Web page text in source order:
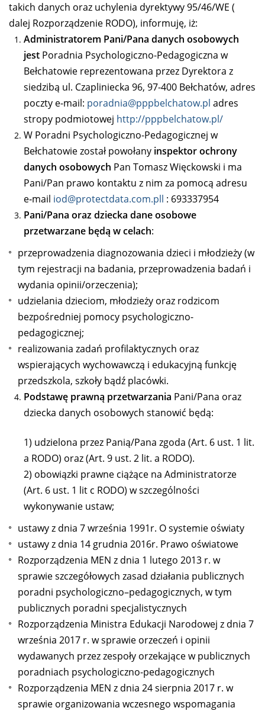
takich danych oraz uchylenia dyrektywy 95/46/WE (
dalej Rozporządzenie RODO), informuję, iż:
Administratorem Pani/Pana danych osobowych
jest Poradnia Psychologiczno-Pedagogiczna w
Bełchatowie reprezentowana przez Dyrektora z
siedzibą ul. Czapliniecka 96, 97-400 Bełchatów, adres
poczty e-mail: poradnia@pppbelchatow.pl adres
stropy podmiotowej http://pppbelchatow.pl/
W Poradni Psychologiczno-Pedagogicznej w
Bełchatowie został powołany inspektor ochrony
danych osobowych Pan Tomasz Więckowski i ma
Pani/Pan prawo kontaktu z nim za pomocą adresu
e‑mail iod@protectdata.com.pll : 693337954
Pani/Pana oraz dziecka dane osobowe
przetwarzane będą w celach:
przeprowadzenia diagnozowania dzieci i młodzieży (w
tym rejestracji na badania, przeprowadzenia badań i
wydania opinii/orzeczenia);
udzielania dzieciom, młodzieży oraz rodzicom
bezpośredniej pomocy psychologiczno-
pedagogicznej;
realizowania zadań profilaktycznych oraz
wspierających wychowawczą i edukacyjną funkcję
przedszkola, szkoły bądź placówki.
Podstawę prawną przetwarzania Pani/Pana oraz
dziecka danych osobowych stanowić będą:
1) udzielona przez Panią/Pana zgoda (Art. 6 ust. 1 lit.
a RODO) oraz (Art. 9 ust. 2 lit. a RODO).
2) obowiązki prawne ciążące na Administratorze
(Art. 6 ust. 1 lit c RODO) w szczególności
wykonywanie ustaw;
ustawy z dnia 7 września 1991r. O systemie oświaty
ustawy z dnia 14 grudnia 2016r. Prawo oświatowe
Rozporządzenia MEN z dnia 1 lutego 2013 r. w
sprawie szczegółowych zasad działania publicznych
poradni psychologiczno–pedagogicznych, w tym
publicznych poradni specjalistycznych
Rozporządzenia Ministra Edukacji Narodowej z dnia 7
września 2017 r. w sprawie orzeczeń i opinii
wydawanych przez zespoły orzekające w publicznych
poradniach psychologiczno-pedagogicznych
Rozporządzenia MEN z dnia 24 sierpnia 2017 r. w
sprawie organizowania wczesnego wspomagania